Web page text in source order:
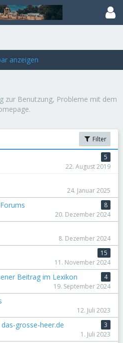
zur Benutzung, Probleme mit dem
Filter
5
22. August 2019
24. Januar 2025
8
20. Dezember 2024
8. Dezember 2024
15
11. November 2024
Beitrag im Lexikon
4
19. September 2024
12. Juli 2023
grosse-heer.de
3
1. Juli 2023